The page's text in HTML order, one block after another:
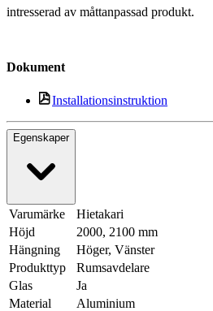
intresserad av måttanpassad produkt.
Dokument
Installationsinstruktion
Egenskaper
Varumärke
Hietakari
Höjd
2000, 2100 mm
Hängning
Höger, Vänster
Produkttyp
Rumsavdelare
Glas
Ja
Material
Aluminium